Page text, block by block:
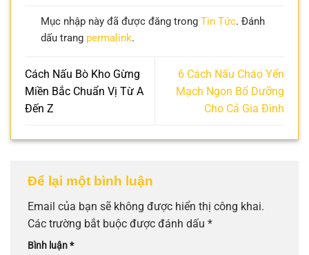
Mục nhập này đã được đăng trong Tin Tức. Đánh
dấu trang permalink.
Cách Nấu Bò Kho Gừng
Miền Bắc Chuẩn Vị Từ A
Đến Z
6 Cách Nấu Cháo Yến
Mạch Ngon Bổ Dưỡng
Cho Cả Gia Đình
Để lại một bình luận
Email của bạn sẽ không được hiển thị công khai.
Các trường bắt buộc được đánh dấu *
Bình luận*